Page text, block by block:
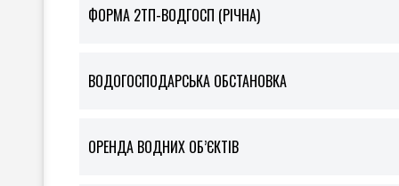
ФOРМА 2ТП-ВОДГОСП (РІЧНА)
ВОДОГОСПОДАРСЬКА ОБСТАНОВКА
ОРЕНДА ВОДНИХ ОБ’ЄКТІВ